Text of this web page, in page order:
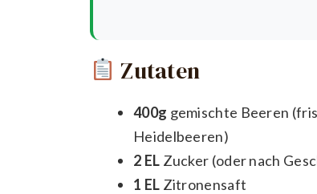
Zutaten
400g gemischte Beeren
Heidelbeeren)
2 EL Zucker (oder nach
1 EL Zitronensaft